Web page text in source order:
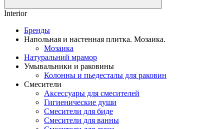
Interior
Бренды
Напольная и настенная плитка. Мозаика.
Мозаика
Натуральний мрамор
Умывальники и раковины
Колонны и пьедесталы для раковин
Смесители
Аксессуары для смесителей
Гигиенические души
Смесители для биде
Смесители для ванны